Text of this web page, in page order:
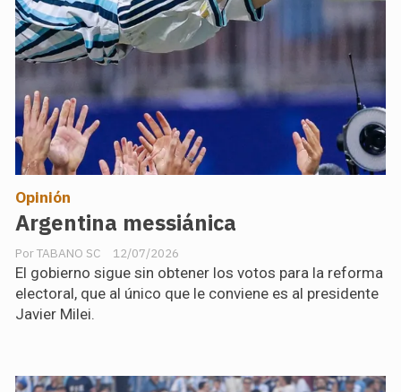
Argentina messiánica
TABANO SC
Opinión
12/07/2026
El gobierno sigue sin obtener los votos para la reforma
electoral, que al único que le conviene es al presidente
Javier Milei.